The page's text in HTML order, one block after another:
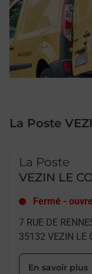
La Poste
La Poste
VEZIN LE
Fermé -
7 RUE DE
35132 VEZIN LE
En savoir plus